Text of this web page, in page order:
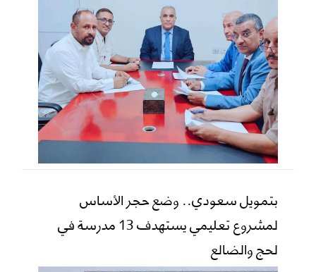
بتمويل سعودي.. وضع حجر الأساس
لمشروع تعليمي يستهدف 13 مدرسة في
لحج والضالع